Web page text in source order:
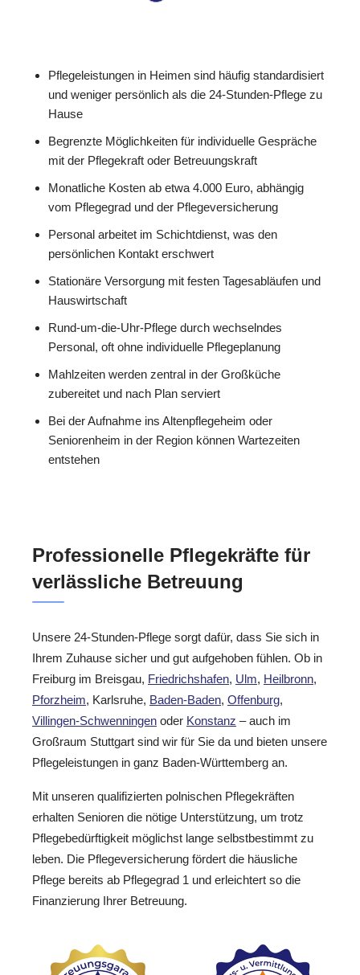
Pflegeleistungen in Heimen sind häufig standardisiert
und weniger persönlich als die 24-Stunden-Pflege zu
Hause
Begrenzte Möglichkeiten für individuelle Gespräche
mit der Pflegekraft oder Betreuungskraft
Monatliche Kosten ab etwa 4.000 Euro, abhängig
vom Pflegegrad und der Pflegeversicherung
Personal arbeitet im Schichtdienst, was den
persönlichen Kontakt erschwert
Stationäre Versorgung mit festen Tagesabläufen und
Hauswirtschaft
Rund-um-die-Uhr-Pflege durch wechselndes
Personal, oft ohne individuelle Pflegeplanung
Mahlzeiten werden zentral in der Großküche
zubereitet und nach Plan serviert
Bei der Aufnahme ins Altenpflegeheim oder
Seniorenheim in der Region können Wartezeiten
entstehen
Professionelle Pflegekräfte für
verlässliche Betreuung
Unsere 24-Stunden-Pflege sorgt dafür, dass Sie sich in
Ihrem Zuhause sicher und gut aufgehoben fühlen. Ob in
Freiburg im Breisgau, Friedrichshafen, Ulm, Heilbronn,
Pforzheim, Karlsruhe, Baden-Baden, Offenburg,
Villingen-Schwenningen oder Konstanz – auch im
Großraum Stuttgart sind wir für Sie da und bieten unsere
Pflegeleistungen in ganz Baden-Württemberg an.
Mit unseren qualifizierten polnischen Pflegekräften
erhalten Senioren die nötige Unterstützung, um trotz
Pflegebedürftigkeit möglichst lange selbstbestimmt zu
leben. Die Pflegeversicherung fördert die häusliche
Pflege bereits ab Pflegegrad 1 und erleichtert so die
Finanzierung Ihrer Betreuung.